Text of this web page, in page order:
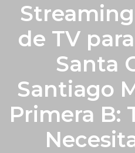
de TV
Santa
Santiago
Primera B: